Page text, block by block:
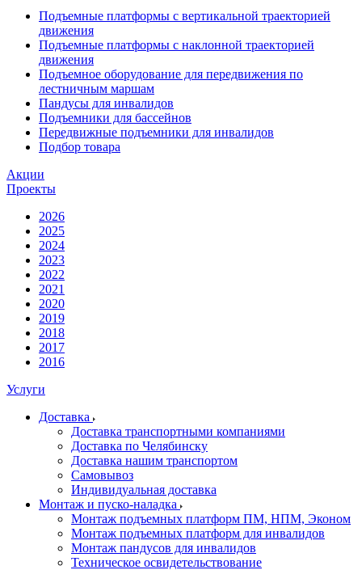
Подъемные платформы с вертикальной траекторией
движения
Подъемные платформы с наклонной траекторией
движения
Подъемное оборудование для передвижения по
лестничным маршам
Пандусы для инвалидов
Подъемники для бассейнов
Передвижные подъемники для инвалидов
Подбор товара
Акции
Проекты
2026
2025
2024
2023
2022
2021
2020
2019
2018
2017
2016
Услуги
Доставка
Доставка транспортными компаниями
Доставка по Челябинску
Доставка нашим транспортом
Самовывоз
Индивидуальная доставка
Монтаж и пуско-наладка
Монтаж подъемных платформ ПМ, НПМ, Эконом
Монтаж подъемных платформ для инвалидов
Монтаж пандусов для инвалидов
Техническое освидетельствование